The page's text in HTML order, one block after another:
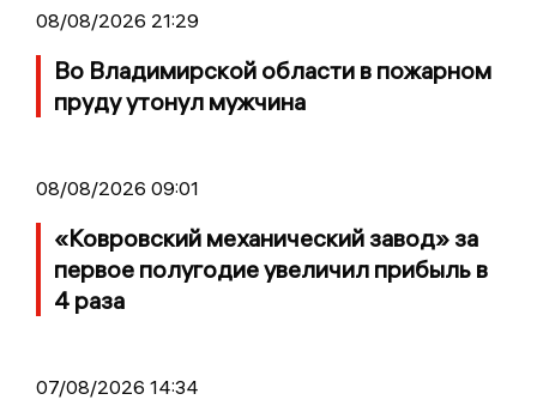
08/08/2026 21:29
Во Владимирской области в пожарном
пруду утонул мужчина
08/08/2026 09:01
«Ковровский механический завод» за
первое полугодие увеличил прибыль в
4 раза
07/08/2026 14:34